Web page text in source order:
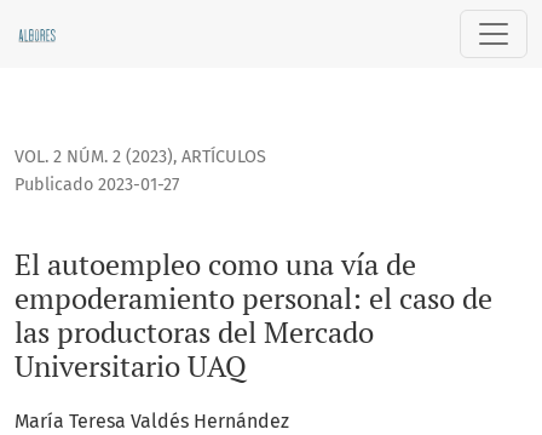
El autoempleo como una vía de empoderamiento
VOL. 2 NÚM. 2 (2023), ARTÍCULOS
El autoempleo como una vía de
empoderamiento personal: el caso de
las productoras del Mercado
Universitario UAQ
Publicado 2023-01-27
María Teresa Valdés Hernández